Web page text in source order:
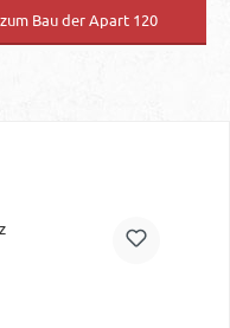
Bau der Apart 120